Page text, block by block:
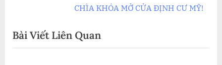
viết
o
u
t
P
CHÌA KHÓA MỞ CỬA ĐỊNH CƯ MỸ!
Bài Viết Liên Quan